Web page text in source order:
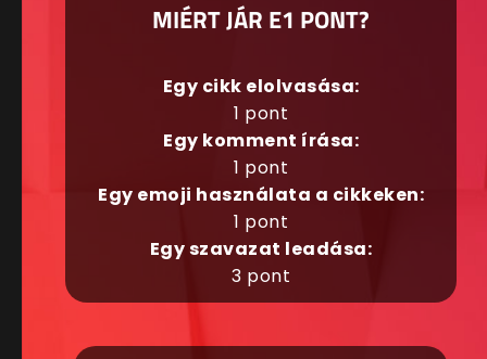
MIÉRT JÁR E1 PONT?
Egy cikk elolvasása:
1 pont
Egy komment írása:
1 pont
Egy emoji használata a cikkeken:
1 pont
Egy szavazat leadása:
3 pont